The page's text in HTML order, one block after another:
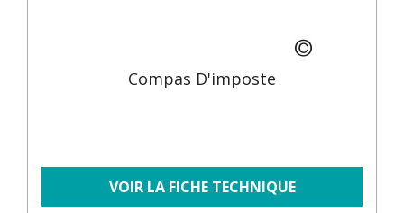
Compas D'imposte
VOIR LA FICHE TECHNIQUE